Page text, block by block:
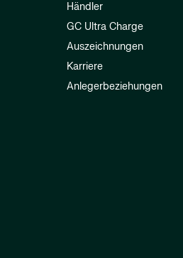
Händler
GC Ultra Charge
Auszeichnungen
Karriere
Anlegerbeziehungen